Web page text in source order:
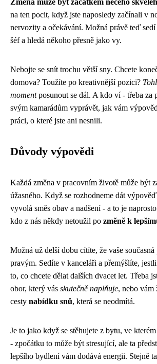
Změna může být začátkem něčeho
na ten pocit, když jste naposledy začínali v
nervozity a očekávání. Možná právě teď
šéf a hledá někoho přesně jako vy.
Nebojte se snít trochu větší sny. Chcete
domova? Toužíte po kreativnější pozici?
momentposunout se dál. A kdo ví - třeba za
svým kamarádům vyprávět, jak vám
práci, o které jste ani nesnili.
Důvody výpovědi
Každá změna v pracovním životě může být
úžasného. Když se rozhodneme dát
vyvolá směs obav a nadšení - a to je
kdo z nás někdy netoužil po změně k
Možná už delší dobu cítíte, že vaše
pravým. Sedíte v kanceláři a přemýšlíte,
to, co chcete dělat dalších dvacet let. Třeba
obor, který vás skutečně naplňuje, nebo
cesty nabídku snů, která se neodmítá.
Je to jako když se stěhujete z bytu, ve
- zpočátku to může být stresující, ale ta
lepšího bydlení vám dodává energii. Stejně